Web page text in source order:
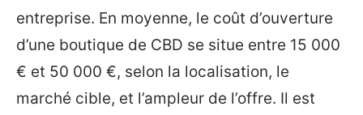
entreprise. En moyenne, le coût d’ouverture
d’une boutique de CBD se situe entre 15 000
€ et 50 000 €, selon la localisation, le
marché cible, et l’ampleur de l’offre. Il est